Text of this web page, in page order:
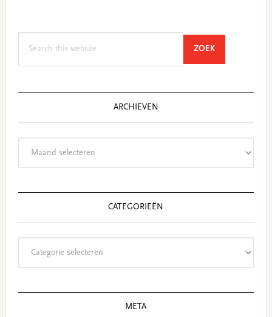
ZOEKSEARCH
ARCHIEVEN
CATEGORIEËN
META